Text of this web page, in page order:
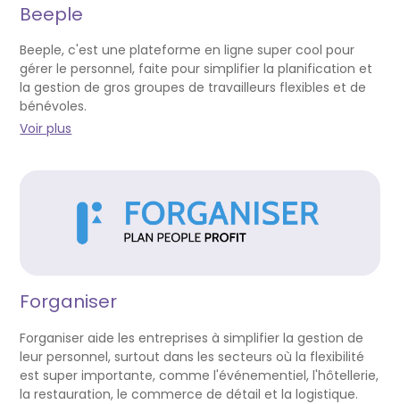
Beeple
Beeple, c'est une plateforme en ligne super cool pour
gérer le personnel, faite pour simplifier la planification et
la gestion de gros groupes de travailleurs flexibles et de
bénévoles.
Voir plus
Forganiser
Forganiser aide les entreprises à simplifier la gestion de
leur personnel, surtout dans les secteurs où la flexibilité
est super importante, comme l'événementiel, l'hôtellerie,
la restauration, le commerce de détail et la logistique.